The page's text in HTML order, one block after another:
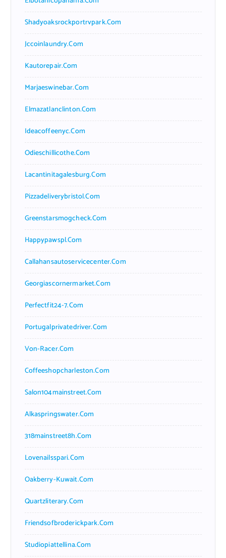
Shadyoaksrockportrvpark.com
Jccoinlaundry.com
Kautorepair.com
Marjaeswinebar.com
Elmazatlanclinton.com
Ideacoffeenyc.com
Odieschillicothe.com
Lacantinitagalesburg.com
Pizzadeliverybristol.com
Greenstarsmogcheck.com
Happypawspl.com
Callahansautoservicecenter.com
Georgiascornermarket.com
Perfectfit24-7.com
Portugalprivatedriver.com
Von-Racer.com
Coffeeshopcharleston.com
Salon104mainstreet.com
Alkaspringswater.com
318mainstreet8h.com
Lovenailsspari.com
Oakberry-Kuwait.com
Quartzliterary.com
Friendsofbroderickpark.com
Studiopiattellina.com